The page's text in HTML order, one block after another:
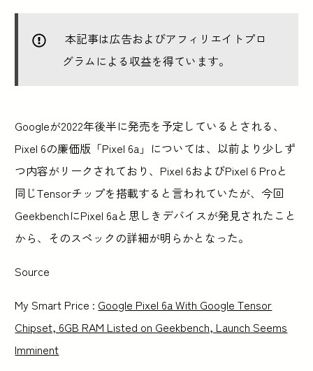
本記事は広告およびアフィリエイトプロ
グラムによる収益を得ています。
Googleが2022年後半に発売を予定しているとされる、
Pixel 6の廉価版「Pixel 6a」については、以前より少しず
つ内容がリークされており、Pixel 6およびPixel 6 Proと
同じTensorチップを搭載すると言われていたが、今回
GeekbenchにPixel 6aと思しきデバイスが発見されたこと
から、そのスペックの詳細が明らかとなった。
Source
My Smart Price : Google Pixel 6a With Google Tensor
Chipset, 6GB RAM Listed on Geekbench, Launch Seems
Imminent